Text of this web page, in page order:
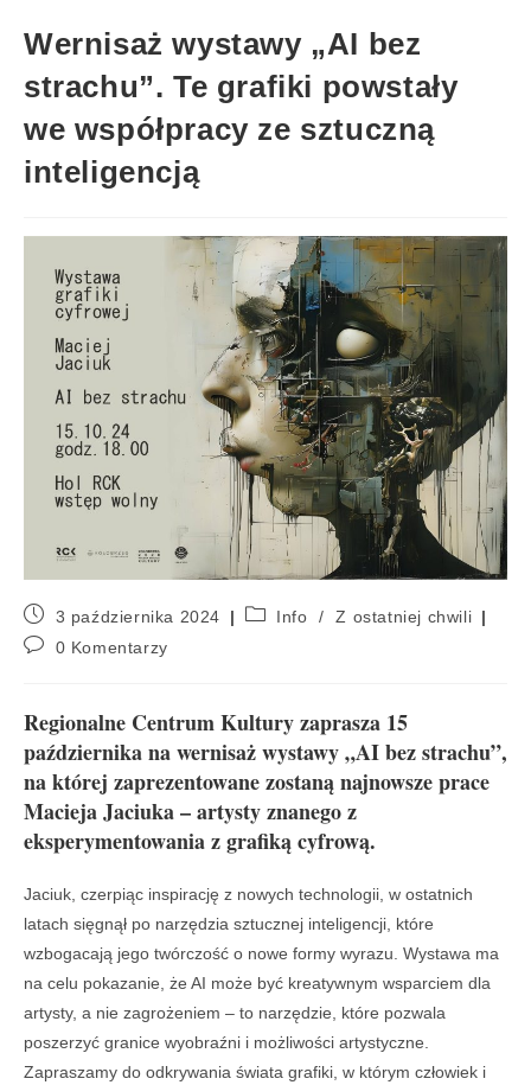
Wernisaż wystawy „AI bez
strachu”. Te grafiki powstały
we współpracy ze sztuczną
inteligencją
3 października 2024 Info /
Z ostatniej chwili
0 Komentarzy
Regionalne Centrum Kultury zaprasza 15
października na wernisaż wystawy „AI bez strachu”,
na której zaprezentowane zostaną najnowsze prace
Macieja Jaciuka – artysty znanego z
eksperymentowania z grafiką cyfrową.
Jaciuk, czerpiąc inspirację z nowych technologii, w ostatnich
latach sięgnął po narzędzia sztucznej inteligencji, które
wzbogacają jego twórczość o nowe formy wyrazu. Wystawa ma
na celu pokazanie, że AI może być kreatywnym wsparciem dla
artysty, a nie zagrożeniem – to narzędzie, które pozwala
poszerzyć granice wyobraźni i możliwości artystyczne.
Zapraszamy do odkrywania świata grafiki, w którym człowiek i